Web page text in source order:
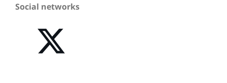
Social networks